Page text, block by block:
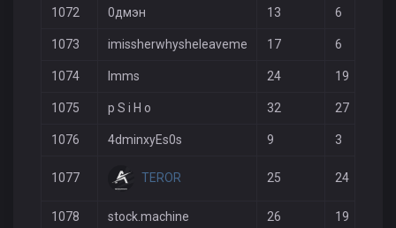
1072 0дмэн 13 6
1073 imissherwhysheleaveme 17 6
1074 Imms 24 19
1075 p S i H o 32 27
1076 4dminxyEs0s 9 3
1077 TEROR 25 24
1078 stock.machine 26 19